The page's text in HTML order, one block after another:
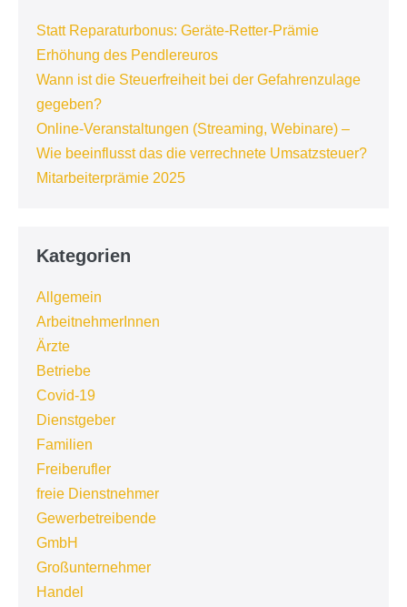
Statt Reparaturbonus: Geräte-Retter-Prämie
Erhöhung des Pendlereuros
Wann ist die Steuerfreiheit bei der Gefahrenzulage
gegeben?
Online-Veranstaltungen (Streaming, Webinare) –
Wie beeinflusst das die verrechnete Umsatzsteuer?
Mitarbeiterprämie 2025
Kategorien
Allgemein
ArbeitnehmerInnen
Ärzte
Betriebe
Covid-19
Dienstgeber
Familien
Freiberufler
freie Dienstnehmer
Gewerbetreibende
GmbH
Großunternehmer
Handel